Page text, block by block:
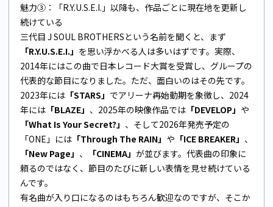
魅力③：「R.Y.U.S.E.I.」以降も、作品ごとに現在地を更新し
続けている
三代目 J SOUL BROTHERSという名前を聞くと、まず
「R.Y.U.S.E.I.」 を思い浮かべる人は多いはずです。実際、
2014年にはこの曲で日本レコード大賞を受賞し、グループの
代表的な節目になりました。ただ、面白いのはその先です。
2023年には 「STARS」 でアリーナ再始動期を象徴し、2024
年には 「BLAZE」 、2025年の映像作品では 「DEVELOP」 や
「What Is Your Secret?」 、そして2026年発売予定の
「ONE」には 「Through The RAIN」 や 「ICE BREAKER」 、
「New Page」 、 「CINEMA」 が並びます。代表曲の印象に
頼るのではなく、節目のたびに新しい表情を見せ続けている
んです。
有名曲が入り口になるのはもちろん歓迎なのですが、そこか